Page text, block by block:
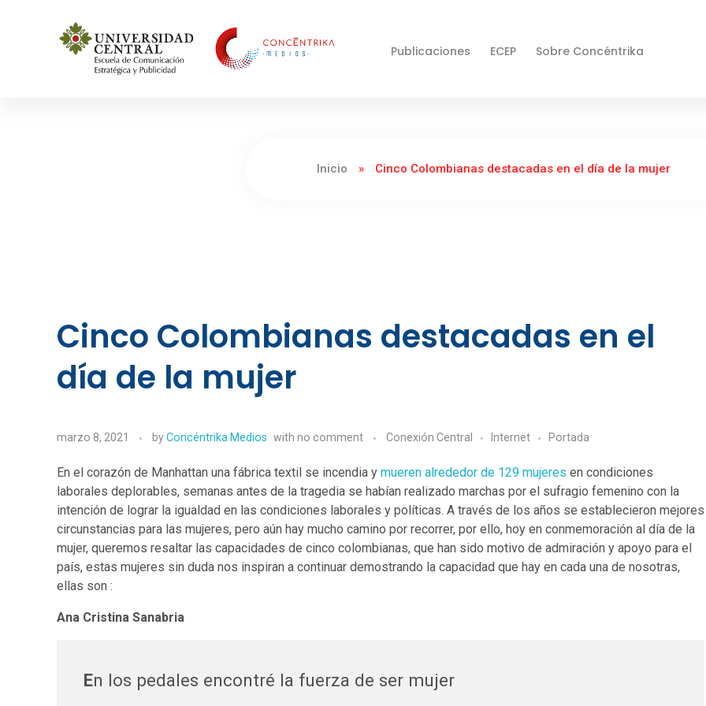
Publicaciones ECEP Sobre Concéntrika
Inicio » Cinco Colombianas destacadas en el día de la mujer
Cinco Colombianas destacadas en el
día de la mujer
marzo 8, 2021 byConcéntrika Medios with no comment Conexión Central Internet Portada
En el corazón de Manhattan una fábrica textil se incendia y mueren alrededor de 129 mujeres en condiciones
laborales deplorables, semanas antes de la tragedia se habían realizado marchas por el sufragio femenino con la
intención de lograr la igualdad en las condiciones laborales y políticas. A través de los años se establecieron mejores
circunstancias para las mujeres, pero aún hay mucho camino por recorrer, por ello, hoy en conmemoración al día de la
mujer, queremos resaltar las capacidades de cinco colombianas, que han sido motivo de admiración y apoyo para el
país, estas mujeres sin duda nos inspiran a continuar demostrando la capacidad que hay en cada una de nosotras,
ellas son :
Ana Cristina Sanabria
En los pedales encontré la fuerza de ser mujer